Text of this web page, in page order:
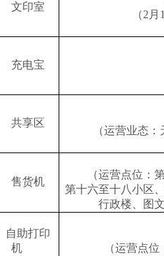
文印室
（2
充电宝
共享区
（运营业态
售货机
（运营点位：
第十六至十八小区
行政楼、图
自助打印
机
（运营点